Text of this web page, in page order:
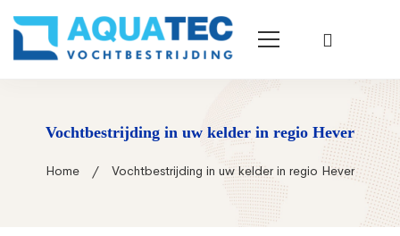
Vochtbestrijding in uw kelder in regio Hever
Home Vochtbestrijding in uw kelder in regio Hever